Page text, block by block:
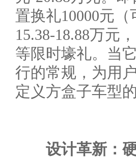
置换礼10000元
15.38-18.88万元
等限时壕礼。当
行的常规，为用
定义方盒子车型
设计革新：